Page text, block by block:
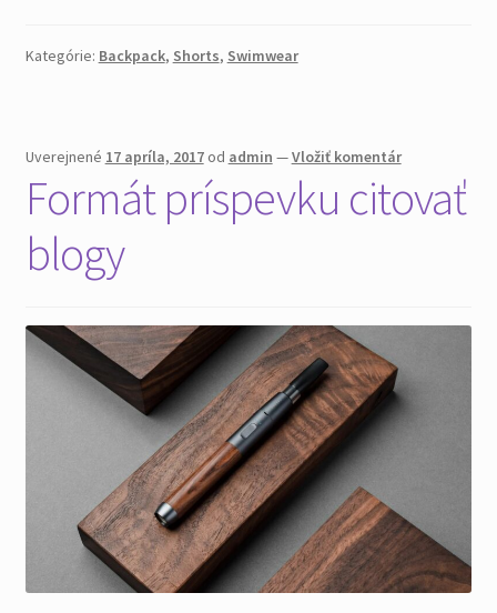
Kategórie: Backpack, Shorts, Swimwear
Uverejnené 17 apríla, 2017od admin —Vložiť komentár
Formát príspevku citovať
blogy